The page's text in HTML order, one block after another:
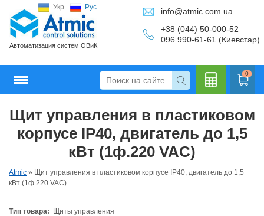
Укр Рус
Автоматизация систем ОВиК
info@atmic.com.ua
+38 (044) 50-000-52
096 990-61-61 (Киевстар)
0
Щит управления в пластиковом
корпусе IP40, двигатель до 1,5
кВт (1ф.220 VAC)
Atmic » Щит управления в пластиковом корпусе IP40, двигатель до 1,5
кВт (1ф.220 VAC)
Тип товара:
Щиты управления